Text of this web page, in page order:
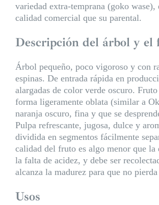
variedad extra-temprana (goko wase),
calidad comercial que su parental.
Descripción del árbol y el
Árbol pequeño, poco vigoroso y con
espinas. De entrada rápida en
alargadas de color verde oscuro.
forma ligeramente oblata (similar a
naranja oscuro, fina y que se
Pulpa refrescante, jugosa, dulce y
dividida en segmentos fácilmente
calidad del fruto es algo menor que la
la falta de acidez, y debe ser
alcanza la madurez para que no
Usos